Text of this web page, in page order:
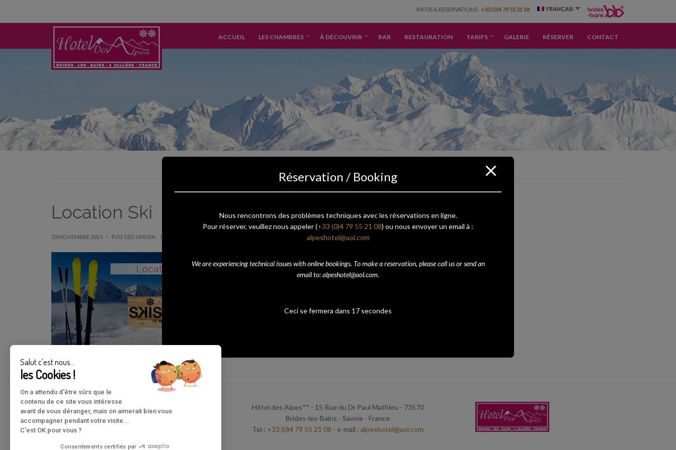
FRANÇAIS
INFOS & RESERVATIONS : +33 (0)4 79 55 21 08
ACCUEIL LES CHAMBRES À DÉCOUVRIR BAR RESTAURATION TARIFS GALERIE RÉSERVER CONTACT
Location Ski
23 NOVEMBRE 2015 POSTED UNDER: LOCATION SKI
de ski.
|
Hôtel des Alpes** - 15 Rue du Dr Paul Mathieu - 73570
Brides-les-Bains - Savoie - France
Tel : +33 (0)4 79 55 21 08 - e-mail :alpeshotel@aol.com
Réservation / Booking
Nous rencontrons des problèmes techniques avec les réservations en ligne.
Pour réserver, veuillez nous appeler (+33 (0)4 79 55 21 08) ou nous envoyer un email à :
alpeshotel@aol.com
We are experiencing technical issues with online bookings. To make a reservation, please call us or send an
email to: alpeshotel@aol.com.
Ceci se fermera dans 16 secondes
Salut c'est nous...
les Cookies !
On a attendu d'être sûrs que le
contenu de ce site vous intéresse
avant de vous déranger, mais on aimerait bien vous
accompagner pendant votre visite...
C'est OK pour vous ?
Consentements certifiés par